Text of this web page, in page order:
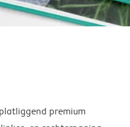
premium